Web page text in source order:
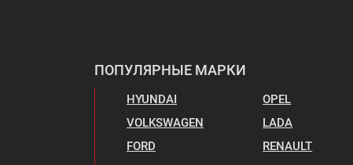
ПОПУЛЯРНЫЕ МАРКИ
HYUNDAI
VOLKSWAGEN
FORD
OPEL
LADA
RENAULT